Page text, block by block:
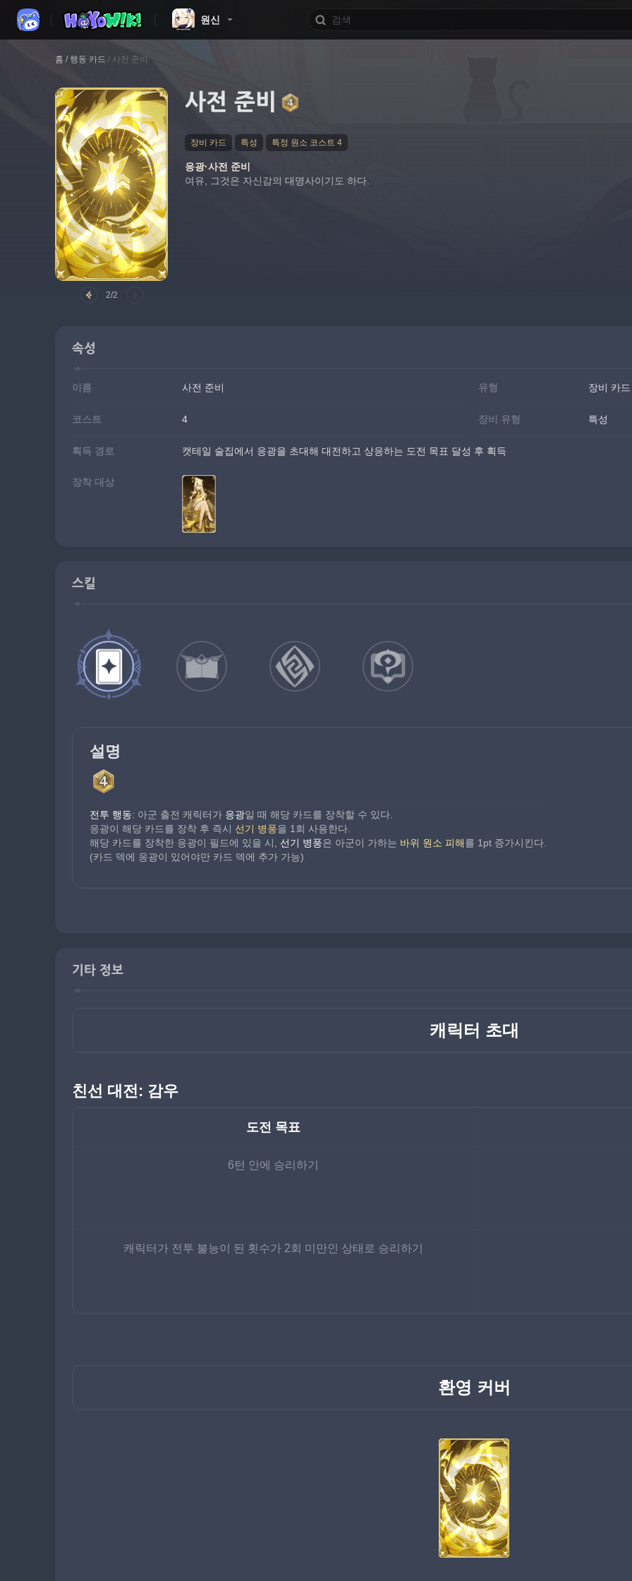
원신
홈 / 행동 카드 / 사전 준비
2/2
사전 준비
장비 카드 특성 특정 원소 코스트 4
응광·사전 준비
여유, 그것은 자신감의 대명사이기도 하다.
속성
이름 사전 준비 유형 장비 카드
코스트 4 장비 유형 특성
획득 경로 캣테일 술집에서 응광을 초대해 대전하고 상응하는 도전 목표 달성 후 획득
장착 대상
스킬
설명
전투 행동: 아군 출전 캐릭터가 응광일 때 해당 카드를 장착할 수 있다.
응광이 해당 카드를 장착 후 즉시 선기 병풍을 1회 사용한다.
해당 카드를 장착한 응광이 필드에 있을 시, 선기 병풍은 아군이 가하는 바위 원소 피해를 1pt 증가시킨다.
(카드 덱에 응광이 있어야만 카드 덱에 추가 가능)
기타 정보
캐릭터 초대
친선 대전: 감우
도전 목표
6턴 안에 승리하기
캐릭터가 전투 불능이 된 횟수가 2회 미만인 상태로 승리하기
환영 커버